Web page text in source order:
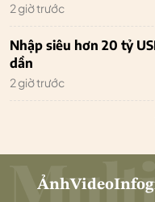
2 giờ trước
Nhập siêu hơn 20 tỷ
dần
2 giờ trước
ẢnhVideo